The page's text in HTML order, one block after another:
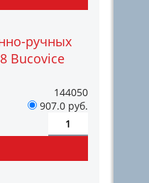
ручных
Bucovice
144050
907.0 руб.